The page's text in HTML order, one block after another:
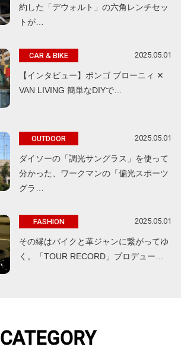
約した「デウォルト」の六角レンチセッ
トが…
CAR & BIKE 2025.05.01
【インタビュー】ボンゴ ブローニィ ✕
VAN LIVING 簡単なDIYで…
OUTDOOR 2025.05.01
ダイソーの「調光サングラス」を使って
分かった、ワークマンの「偏光スポーツ
グラ…
FASHION 2025.05.01
その縁はバイクと革ジャンに繋がってゆ
く。「TOUR RECORD」プロデュー…
CATEGORY